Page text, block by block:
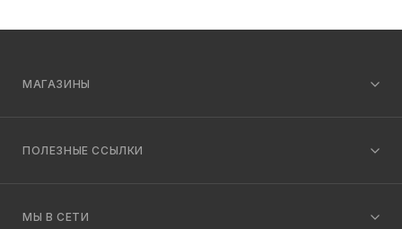
МАГАЗИНЫ
ПОЛЕЗНЫЕ ССЫЛКИ
МЫ В СЕТИ